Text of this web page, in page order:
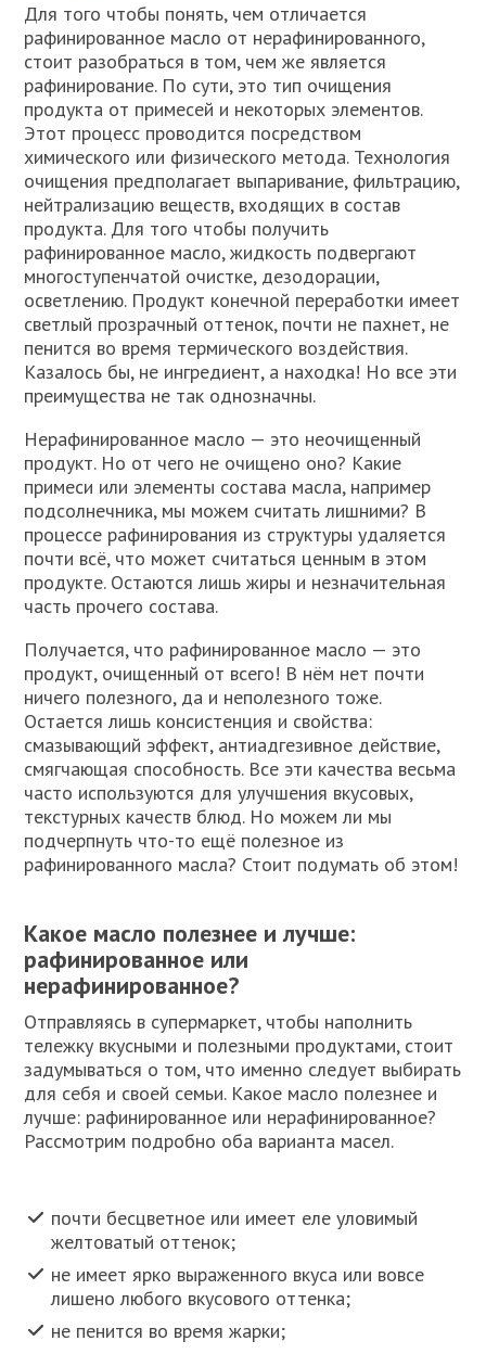
Для того чтобы понять, чем отличается
рафинированное масло от нерафинированного,
стоит разобраться в том, чем же является
рафинирование. По сути, это тип очищения
продукта от примесей и некоторых элементов.
Этот процесс проводится посредством
химического или физического метода. Технология
очищения предполагает выпаривание, фильтрацию,
нейтрализацию веществ, входящих в состав
продукта. Для того чтобы получить
рафинированное масло, жидкость подвергают
многоступенчатой очистке, дезодорации,
осветлению. Продукт конечной переработки имеет
светлый прозрачный оттенок, почти не пахнет, не
пенится во время термического воздействия.
Казалось бы, не ингредиент, а находка! Но все эти
преимущества не так однозначны.
Нерафинированное масло — это неочищенный
продукт. Но от чего не очищено оно? Какие
примеси или элементы состава масла, например
подсолнечника, мы можем считать лишними? В
процессе рафинирования из структуры удаляется
почти всё, что может считаться ценным в этом
продукте. Остаются лишь жиры и незначительная
часть прочего состава.
Получается, что рафинированное масло — это
продукт, очищенный от всего! В нём нет почти
ничего полезного, да и неполезного тоже.
Остается лишь консистенция и свойства:
смазывающий эффект, антиадгезивное действие,
смягчающая способность. Все эти качества весьма
часто используются для улучшения вкусовых,
текстурных качеств блюд. Но можем ли мы
подчерпнуть что-то ещё полезное из
рафинированного масла? Стоит подумать об этом!
Какое масло полезнее и лучше:
рафинированное или
нерафинированное?
Отправляясь в супермаркет, чтобы наполнить
тележку вкусными и полезными продуктами, стоит
задумываться о том, что именно следует выбирать
для себя и своей семьи. Какое масло полезнее и
лучше: рафинированное или нерафинированное?
Рассмотрим подробно оба варианта масел.
почти бесцветное или имеет еле уловимый
желтоватый оттенок;
не имеет ярко выраженного вкуса или вовсе
лишено любого вкусового оттенка;
не пенится во время жарки;